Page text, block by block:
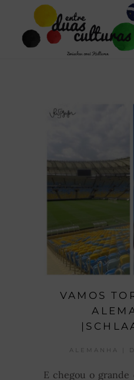
VAMOS
ALEMANHA |
E chegou o grande